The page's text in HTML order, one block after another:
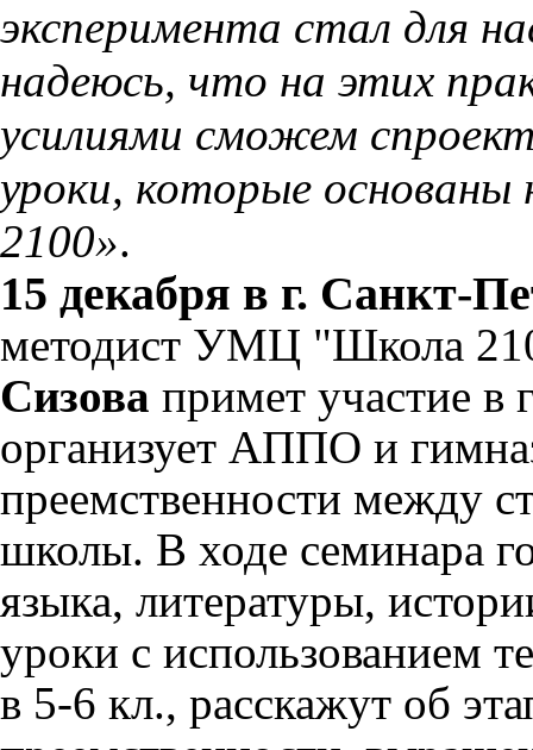
эксперимента стал для
надеюсь, что на этих
усилиями сможем
уроки, которые
2100».
15 декабря в г. Санкт-
методист УМЦ "Школа
Сизова примет участие в
организует АППО и
преемственности между
школы. В ходе семинара
языка, литературы,
уроки с использованием
в 5-6 кл., расскажут об